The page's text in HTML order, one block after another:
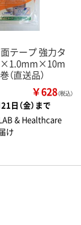
テープ 強力タ
（直送品）
￥628（税込）
日（金）まで
& Healthcare
け